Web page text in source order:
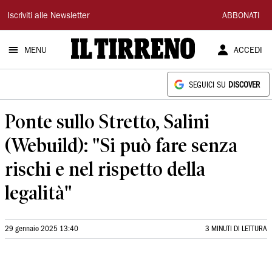
Il
Tirreno
Iscriviti alle Newsletter ABBONATI
MENU ACCEDI
SEGUICI SU DISCOVER
Ponte sullo Stretto, Salini
(Webuild): "Si può fare senza
rischi e nel rispetto della
legalità"
29 gennaio 2025 13:40 3 MINUTI DI LETTURA